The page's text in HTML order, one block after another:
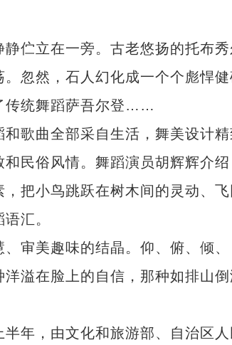
伫立在一旁。古老悠扬的托布秀
忽然，石人幻化成一个个彪悍健
传统舞蹈萨吾尔登……
歌曲全部采自生活，舞美设计精
民俗风情。舞蹈演员胡辉辉介绍
把小鸟跳跃在树木间的灵动、飞
汇。
美趣味的结晶。仰、俯、倾、
溢在脸上的自信，那种如排山倒
年，由文化和旅游部、自治区人